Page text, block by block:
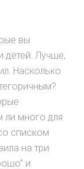
вы
детей. Лучше,
Насколько
ли много для
списком
на три
и